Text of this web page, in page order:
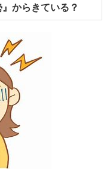
からきている？